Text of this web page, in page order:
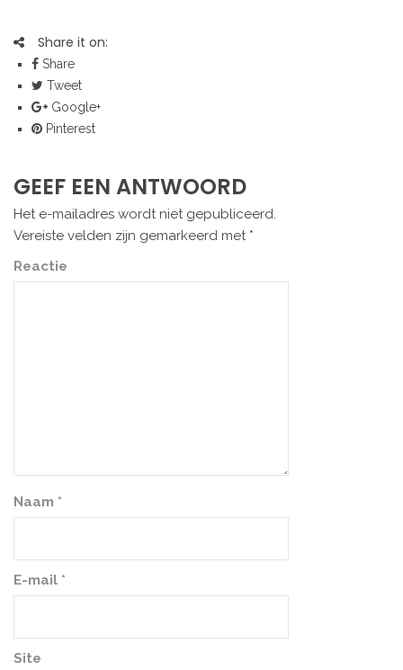
Share it on:
Share
Tweet
Google+
Pinterest
GEEF EEN ANTWOORD
Het e-mailadres wordt niet gepubliceerd.
Vereiste velden zijn gemarkeerd met *
Reactie
Naam *
E-mail *
Site